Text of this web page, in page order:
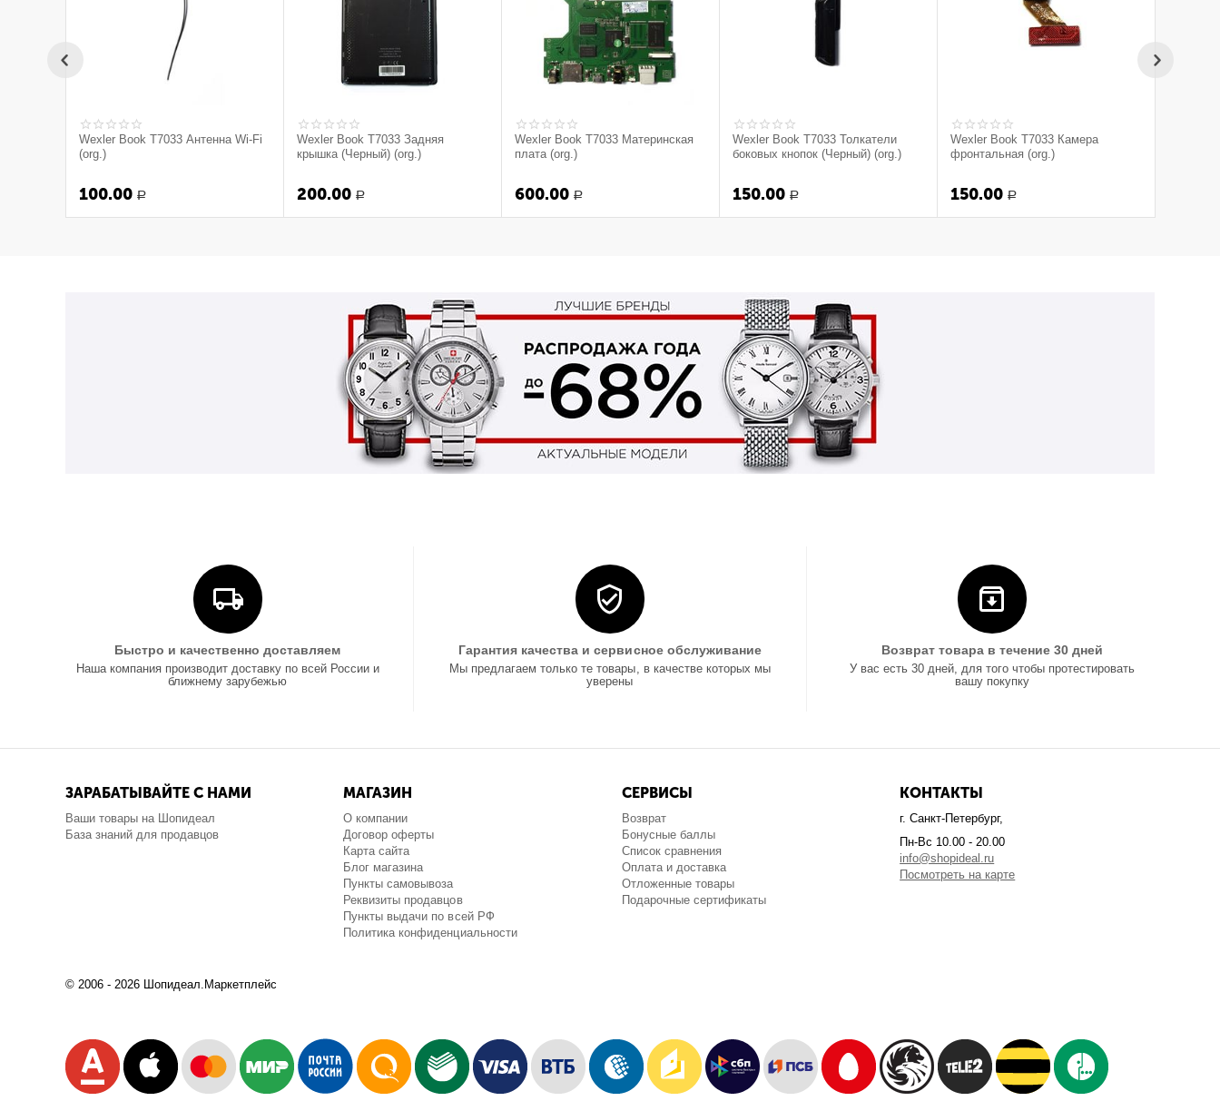
Wexler Book T7033 Антенна Wi-Fi
(org.)
100.00 Р
Wexler Book T7033 Задняя
крышка (Черный) (org.)
200.00 Р
Wexler Book T7033 Материнская
плата (org.)
600.00 Р
Wexler Book T7033 Толкатели
боковых кнопок (Черный) (org.)
150.00 Р
Wexler Book T7033 Камера
фронтальная (org.)
150.00 Р
Быстро и качественно доставляем
Наша компания производит доставку по всей России и
ближнему зарубежью
Гарантия качества и сервисное обслуживание
Мы предлагаем только те товары, в качестве которых мы
уверены
Возврат товара в течение 30 дней
У вас есть 30 дней, для того чтобы протестировать
вашу покупку
ЗАРАБАТЫВАЙТЕ С НАМИ
Ваши товары на Шопидеал
База знаний для продавцов
МАГАЗИН
О компании
Договор оферты
Карта сайта
Блог магазина
Пункты самовывоза
Реквизиты продавцов
Пункты выдачи по всей РФ
Политика конфиденциальности
СЕРВИСЫ
Возврат
Бонусные баллы
Список сравнения
Оплата и доставка
Отложенные товары
Подарочные сертификаты
КОНТАКТЫ
г. Санкт-Петербург,
Пн-Вс 10.00 - 20.00
info@shopideal.ru
Посмотреть на карте
© 2006 - 2026 Шопидеал.Маркетплейс